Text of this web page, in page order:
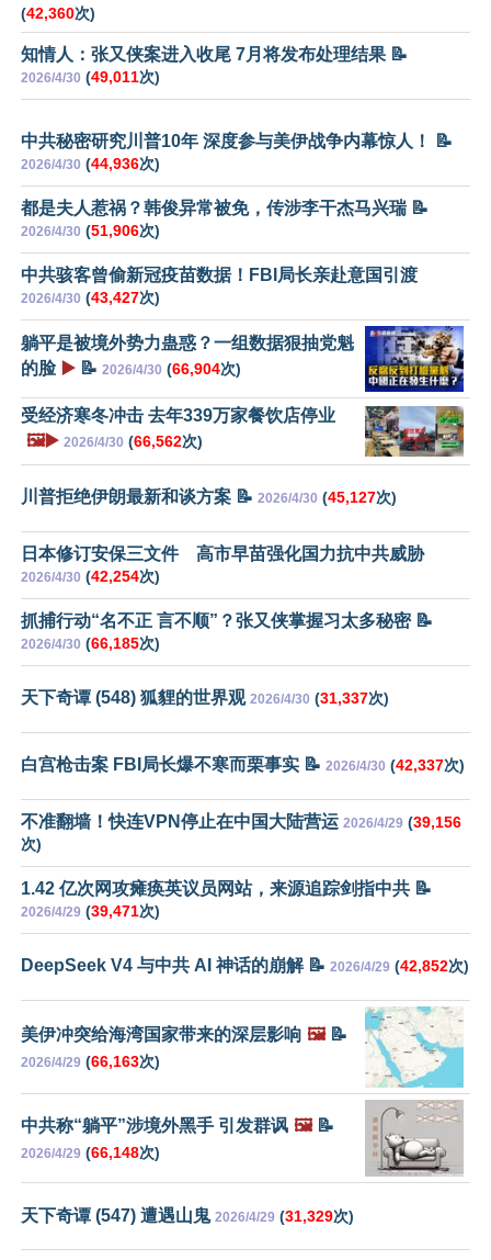
(42,360次)
知情人：张又侠案进入收尾 7月将发布处理结果 📝
2026/4/30 (49,011次)
中共秘密研究川普10年 深度参与美伊战争内幕惊人！ 📝
2026/4/30 (44,936次)
都是夫人惹祸？韩俊异常被免，传涉李干杰马兴瑞 📝
2026/4/30 (51,906次)
中共骇客曾偷新冠疫苗数据！FBI局长亲赴意国引渡
2026/4/30 (43,427次)
躺平是被境外势力蛊惑？一组数据狠抽党魁
的脸 ▶️ 📝 2026/4/30 (66,904次)
受经济寒冬冲击 去年339万家餐饮店停业
🖼️▶️ 2026/4/30 (66,562次)
川普拒绝伊朗最新和谈方案 📝 2026/4/30 (45,127次)
日本修订安保三文件 高市早苗强化国力抗中共威胁
2026/4/30 (42,254次)
抓捕行动“名不正 言不顺”？张又侠掌握习太多秘密 📝
2026/4/30 (66,185次)
天下奇谭 (548) 狐貍的世界观 2026/4/30 (31,337次)
白宫枪击案 FBI局长爆不寒而栗事实 📝 2026/4/30 (42,337次)
不准翻墙！快连VPN停止在中国大陆营运 2026/4/29 (39,156
次)
1.42 亿次网攻瘫痪英议员网站，来源追踪剑指中共 📝
2026/4/29 (39,471次)
DeepSeek V4 与中共 AI 神话的崩解 📝 2026/4/29 (42,852次)
美伊冲突给海湾国家带来的深层影响 🖼️📝
2026/4/29 (66,163次)
中共称“躺平”涉境外黑手 引发群讽 🖼️📝
2026/4/29 (66,148次)
天下奇谭 (547) 遭遇山鬼 2026/4/29 (31,329次)